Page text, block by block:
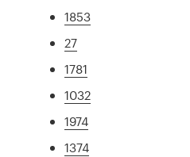
1853
27
1781
1032
1974
1374